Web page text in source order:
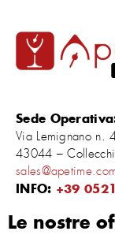
Sede
Via Lemignano n.
43044 –
INFO: +39
Le nostre